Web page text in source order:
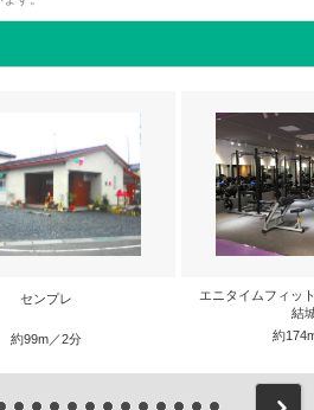
センプレ
約99m／2分
エニタイムフィッ
結
約